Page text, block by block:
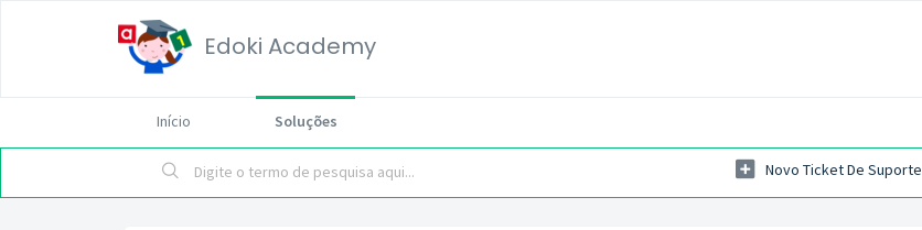
Edoki Academy
Início Soluções
Novo Ticket De Suporte